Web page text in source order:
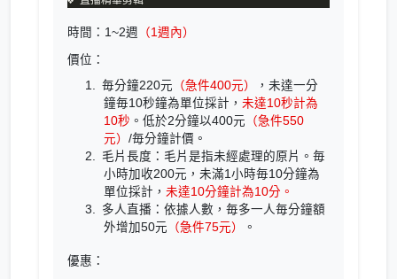
時間：1~2週 （1週內）
價位：
毎分鐘220元 （急件400元）
，未達一分
鐘毎10秒鐘為單位採計， 未達10秒計為
10秒 。低於2分鐘以400元 （急件550
元） /毎分鐘計價。
毛片長度：毛片是指未經處理的原片。毎
小時加收200元，未滿1小時毎10分鐘為
單位採計， 未達10分鐘計為10分。
多人直播：依據人數，毎多一人毎分鐘額
外增加50元 （急件75元） 。
優惠：